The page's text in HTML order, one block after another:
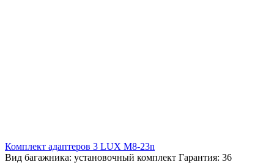
Комплект адаптеров 3 LUX M8-23n
Вид багажника: установочный комплект Гарантия: 36